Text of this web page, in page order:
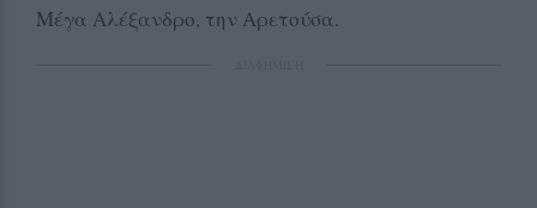
Μέγα Αλέξανδρο, την Αρετούσα.